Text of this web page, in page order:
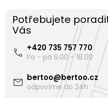
Potřebujete
Vás
bertoo@bertoo.cz
+420 735 757 770